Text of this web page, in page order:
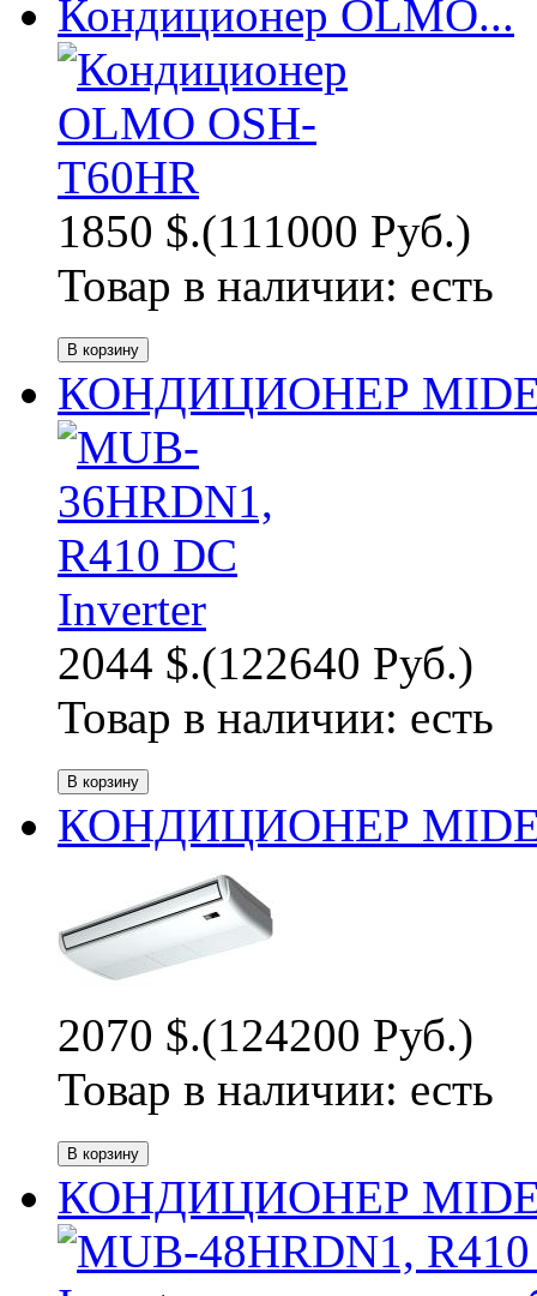
Кондиционер OLMO...
1850 $.(111000 Руб.)
Товар в наличии: есть
КОНДИЦИОНЕР
2044 $.(122640 Руб.)
Товар в наличии: есть
КОНДИЦИОНЕР
2070 $.(124200 Руб.)
Товар в наличии: есть
КОНДИЦИОНЕР